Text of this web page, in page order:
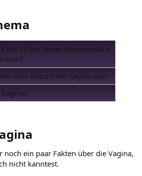
bis 12 cm lange einen weitaus
eine Geburt die Vagina aus?
noch ein paar Fakten über die Vagina,
nicht kanntest.